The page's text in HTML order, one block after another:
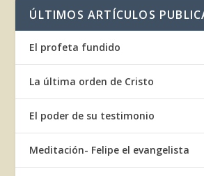
ÚLTIMOS ARTÍCULOS
El profeta fundido
La última orden de Cristo
El poder de su testimonio
Meditación- Felipe el evangelista